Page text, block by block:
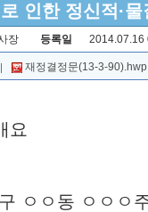
인한 정신적·
장 등록일 2014.07.16
재정결정문(13-3-90).hwp
요
ㅇㅇ동 ㅇㅇㅇ